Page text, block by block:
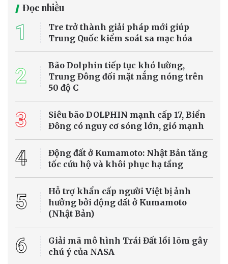
Đọc nhiều
1
Tre trở thành giải pháp mới giúp
Trung Quốc kiểm soát sa mạc hóa
2
Bão Dolphin tiếp tục khó lường,
Trung Đông đối mặt nắng nóng trên
50 độ C
3
Siêu bão DOLPHIN mạnh cấp 17, Biển
Đông có nguy cơ sóng lớn, gió mạnh
4
Động đất ở Kumamoto: Nhật Bản tăng
tốc cứu hộ và khôi phục hạ tầng
5
Hỗ trợ khẩn cấp người Việt bị ảnh
hưởng bởi động đất ở Kumamoto
(Nhật Bản)
6
Giải mã mô hình Trái Đất lồi lõm gây
chú ý của NASA